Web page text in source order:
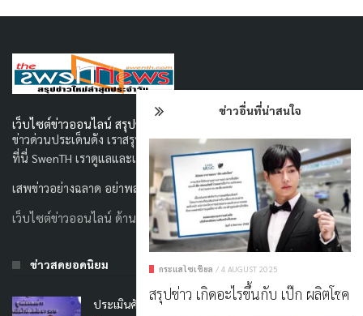
ข่าวอื่นที่น่าสนใจ
กระแสโซเชียล / 4 AUGUST 2025
สรุปข่าว เกิดอะไรขึ้นกับ เป๊ก ผลิตโชค
เว็บไซต์ข่าวออนไลน์ สรุปข่าวใหม่ประจำวัน
ข่าวด่วนประเด็นดัง เราสรุปเอามาให้แล้ว ไม่ต้องไปค้นหาที่ไหนไกล มา
ที่นี่ SwenTH เราดูแลและเขียนข่าวคุณภาพด้วยทีมงานมากประสบการณ์
เสพข่าวอย่างฉลาด อย่าพลาดประเด็นดังกับเรา
เว็บไซต์ข่าวออนไลน์ ด้านสังคม
ข่าวสดยอดนิยม
ประเมินคัดแยกผู้ป่วยฉุกเฉิน UCEP Plus คืออะไรมาดู